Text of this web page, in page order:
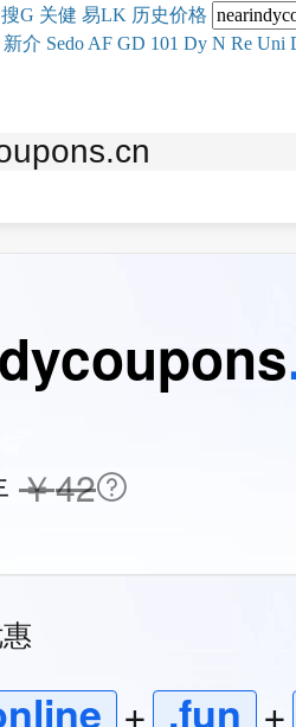
搜G 关健 易LK 历史价格
新介 Sedo AF GD 101 Dy N Re Uni